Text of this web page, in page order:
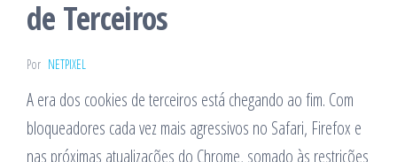
de Terceiros
Por NETPIXEL
A era dos cookies de terceiros está chegando ao fim. Com
bloqueadores cada vez mais agressivos no Safari, Firefox e
nas próximas atualizações do Chrome, somado às restrições